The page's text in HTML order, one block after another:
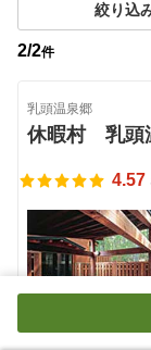
絞り込
2/2件
乳頭温泉郷
休暇村 乳頭
4.57
秘湯「乳頭温泉郷